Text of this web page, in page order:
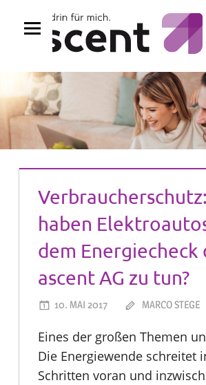
Inhalt
haben
dem Energiecheck
ascent AG zu tun?
10. MAI 2017 MARCO STEGE
Eines der großen Themen
Die Energiewende schreitet
Schritten voran und